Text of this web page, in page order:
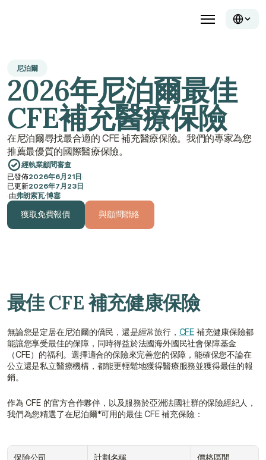
尼泊爾
2026年尼泊爾最佳
CFE補充醫療保險
在尼泊爾尋找最合適的 CFE 補充醫療保險。我們的專家為您
推薦最優質的國際醫療保險。
經執業顧問審查
已發佈2026年6月21日·
已更新2026年7月23日
·由弗朗索瓦·博塞
獲取免費報價 與顧問聯絡
最佳 CFE 補充健康保險
無論您是定居在尼泊爾的僑民，還是經常旅行， CFE 補充健康保險都
能讓您享受最佳的保障，同時得益於法國海外國民社會保障基金
（CFE）的福利。選擇適合的保險來完善您的保障，能確保您不論在
公立還是私立醫療機構，都能更輕鬆地獲得醫療服務並獲得最佳的報
銷。
作為 CFE 的官方合作夥伴，以及服務於亞洲法國社群的保險經紀人，
我們為您精選了在尼泊爾*可用的最佳 CFE 補充保險：
保險公司 計劃名稱 價格區間